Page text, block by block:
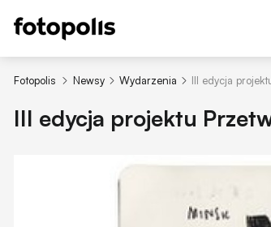
Fotopolis Newsy Wydarzenia III edycja
III edycja projektu